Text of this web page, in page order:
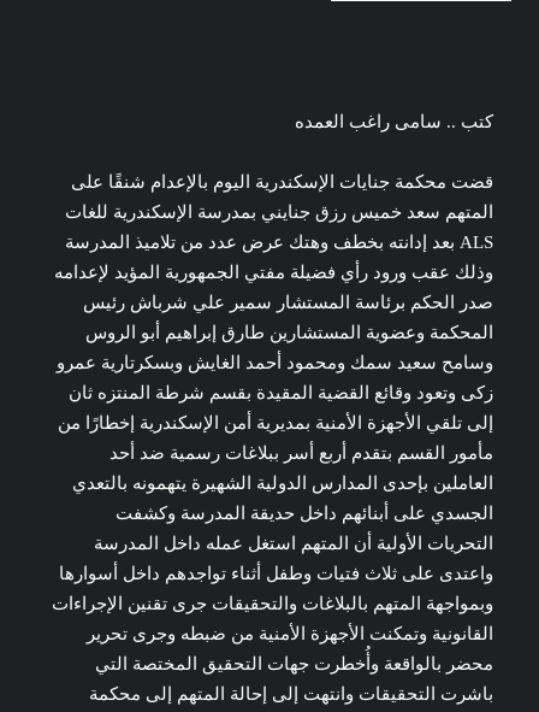
كتب .. سامى راغب العمده
قضت محكمة جنايات الإسكندرية اليوم بالإعدام شنقًا على
المتهم سعد خميس رزق جنايني بمدرسة الإسكندرية للغات
ALS بعد إدانته بخطف وهتك عرض عدد من تلاميذ المدرسة
وذلك عقب ورود رأي فضيلة مفتي الجمهورية المؤيد لإعدامه
صدر الحكم برئاسة المستشار سمير علي شرباش رئيس
المحكمة وعضوية المستشارين طارق إبراهيم أبو الروس
وسامح سعيد سمك ومحمود أحمد الغايش وبسكرتارية عمرو
زكى وتعود وقائع القضية المقيدة بقسم شرطة المنتزه ثان
إلى تلقي الأجهزة الأمنية بمديرية أمن الإسكندرية إخطارًا من
مأمور القسم بتقدم أربع أسر ببلاغات رسمية ضد أحد
العاملين بإحدى المدارس الدولية الشهيرة يتهمونه بالتعدي
الجسدي على أبنائهم داخل حديقة المدرسة وكشفت
التحريات الأولية أن المتهم استغل عمله داخل المدرسة
واعتدى على ثلاث فتيات وطفل أثناء تواجدهم داخل أسوارها
وبمواجهة المتهم بالبلاغات والتحقيقات جرى تقنين الإجراءات
القانونية وتمكنت الأجهزة الأمنية من ضبطه وجرى تحرير
محضر بالواقعة وأُخطرت جهات التحقيق المختصة التي
باشرت التحقيقات وانتهت إلى إحالة المتهم إلى محكمة